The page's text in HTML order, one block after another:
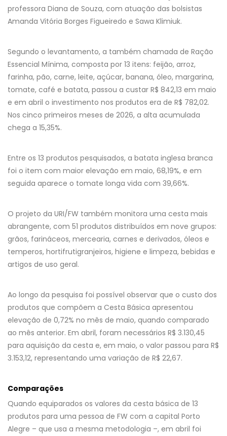
professora Diana de Souza, com atuação das bolsistas
Amanda Vitória Borges Figueiredo e Sawa Klimiuk.
Segundo o levantamento, a também chamada de Ração
Essencial Mínima, composta por 13 itens: feijão, arroz,
farinha, pão, carne, leite, açúcar, banana, óleo, margarina,
tomate, café e batata, passou a custar R$ 842,13 em maio
e em abril o investimento nos produtos era de R$ 782,02.
Nos cinco primeiros meses de 2026, a alta acumulada
chega a 15,35%.
Entre os 13 produtos pesquisados, a batata inglesa branca
foi o item com maior elevação em maio, 68,19%, e em
seguida aparece o tomate longa vida com 39,66%.
O projeto da URI/FW também monitora uma cesta mais
abrangente, com 51 produtos distribuídos em nove grupos:
grãos, farináceos, mercearia, carnes e derivados, óleos e
temperos, hortifrutigranjeiros, higiene e limpeza, bebidas e
artigos de uso geral.
Ao longo da pesquisa foi possível observar que o custo dos
produtos que compõem a Cesta Básica apresentou
elevação de 0,72% no mês de maio, quando comparado
ao mês anterior. Em abril, foram necessários R$ 3.130,45
para aquisição da cesta e, em maio, o valor passou para R$
3.153,12, representando uma variação de R$ 22,67.
Comparações
Quando equiparados os valores da cesta básica de 13
produtos para uma pessoa de FW com a capital Porto
Alegre – que usa a mesma metodologia –, em abril foi